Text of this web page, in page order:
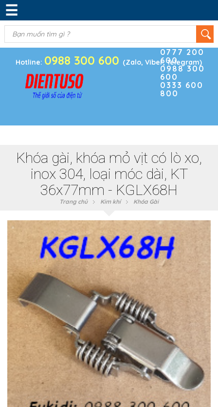
DANH MỤC SẢN PHẨM
KIM KHÍ
ĐIỆN TRỞ & TỤ ĐIỆN
BOARD PHÁT TRIỂN
MODULE CẢM BIẾN
LINH KIỆN KHÁC
☰
Hotline: 0988 300 600 (Zalo, Viber, Telegram)
Điện thoại
0777 200
600
0988 300
600
0333 600
800
(0)
Khóa gài, khóa mỏ vịt có lò xo,
inox 304, loại móc dài, KT
36x77mm - KGLX68H
Trang chủ Kim khí Khóa Gài